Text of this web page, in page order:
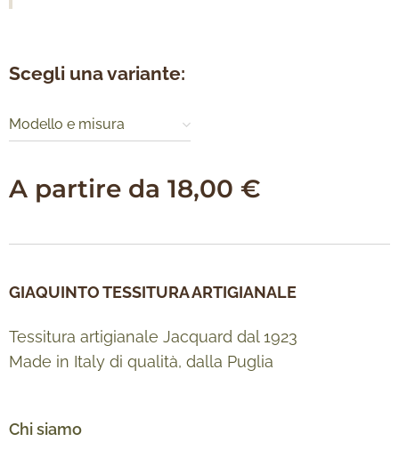
Scegli una variante:
Modello e misura
A partire da 18,00 €
GIAQUINTO TESSITURA ARTIGIANALE
Tessitura artigianale Jacquard dal 1923
Made in Italy di qualità, dalla Puglia
Chi siamo